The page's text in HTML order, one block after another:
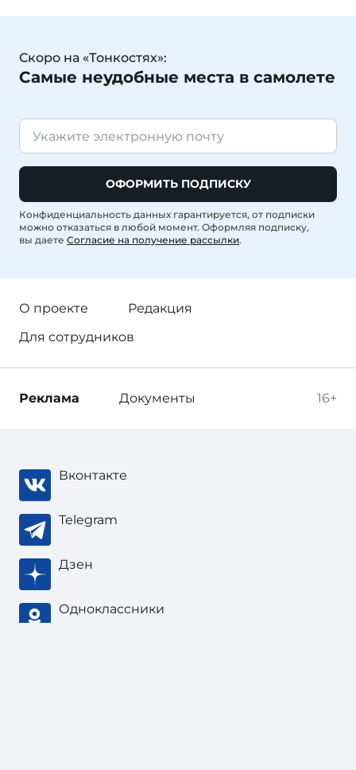
Скоро на «Тонкостях»:
Самые неудобные места в самолете
ОФОРМИТЬ ПОДПИСКУ
Конфиденциальность данных гарантируется, от подписки
можно отказаться в любой момент. Оформляя подписку,
вы даете Согласие на получение рассылки.
О проекте
Редакция
Для сотрудников
16+
Реклама Документы
Вконтакте
Telegram
Дзен
Одноклассники